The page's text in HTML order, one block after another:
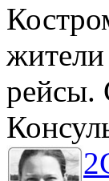
жители
рейсы.